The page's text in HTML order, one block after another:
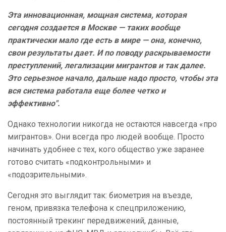
Эта инновационная, мощная система, которая
сегодня создается в Москве — таких вообще
практически мало где есть в мире — она, конечно,
свои результаты дает. И по поводу раскрываемости
преступлений, легализации мигрантов и так далее.
Это серьезное начало, дальше надо просто, чтобы эта
вся система работала еще более четко и
эффективно".
Однако технологии никогда не остаются навсегда «про
мигрантов». Они всегда про людей вообще. Просто
начинать удобнее с тех, кого общество уже заранее
готово считать «подконтрольными» и
«подозрительными».
Сегодня это выглядит так: биометрия на въезде,
геном, привязка телефона к спецприложению,
постоянный трекинг передвижений, данные,